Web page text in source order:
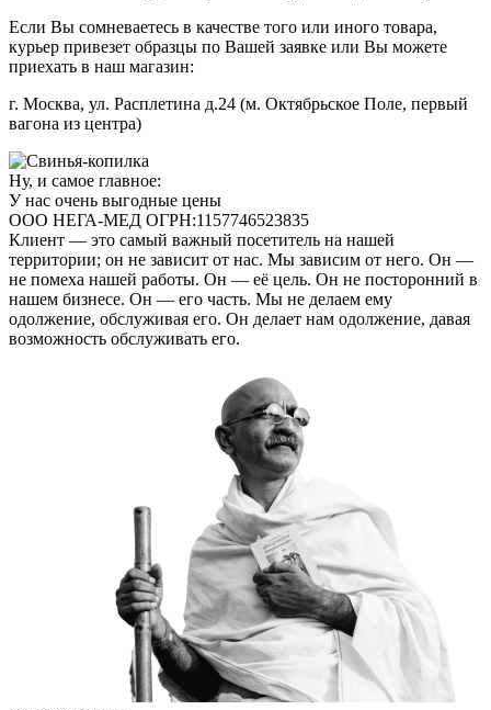
Если Вы сомневаетесь в качестве того или иного товара,
курьер привезет образцы по Вашей заявке или Вы можете
приехать в наш магазин:
г. Москва, ул. Расплетина д.24 (м. Октябрьское Поле, первый
вагона из центра)
Ну, и самое главное:
У нас очень выгодные цены
ООО НЕГА-МЕД ОГРН:1157746523835
Клиент — это самый важный посетитель на нашей
территории; он не зависит от нас. Мы зависим от него. Он —
не помеха нашей работы. Он — её цель. Он не посторонний в
нашем бизнесе. Он — его часть. Мы не делаем ему
одолжение, обслуживая его. Он делает нам одолжение, давая
возможность обслуживать его.